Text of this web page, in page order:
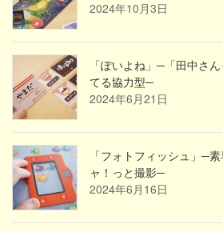
2024年10月3日
「ぽいよね」─「田中さ
てる協力型─
2024年6月21日
「フォトフィッシュ」─
ャ！っと撮影─
2024年6月16日